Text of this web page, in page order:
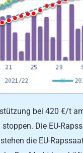
bei 420 €/t
Die EU-
die EU-